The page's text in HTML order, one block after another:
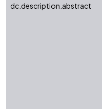
dc.description.abstract